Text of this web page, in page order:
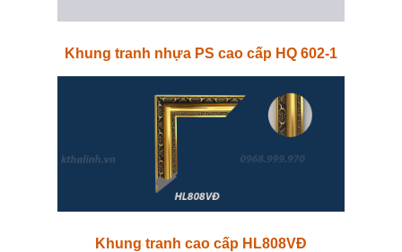
Khung tranh nhựa PS cao cấp HQ 602-1
Khung tranh cao cấp HL808VĐ